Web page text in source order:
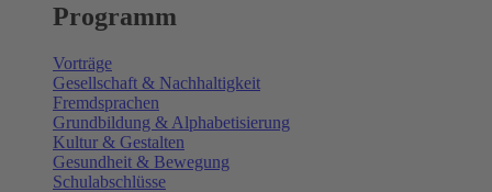
Programm
Vorträge
Gesellschaft & Nachhaltigkeit
Fremdsprachen
Grundbildung & Alphabetisierung
Kultur & Gestalten
Gesundheit & Bewegung
Schulabschlüsse